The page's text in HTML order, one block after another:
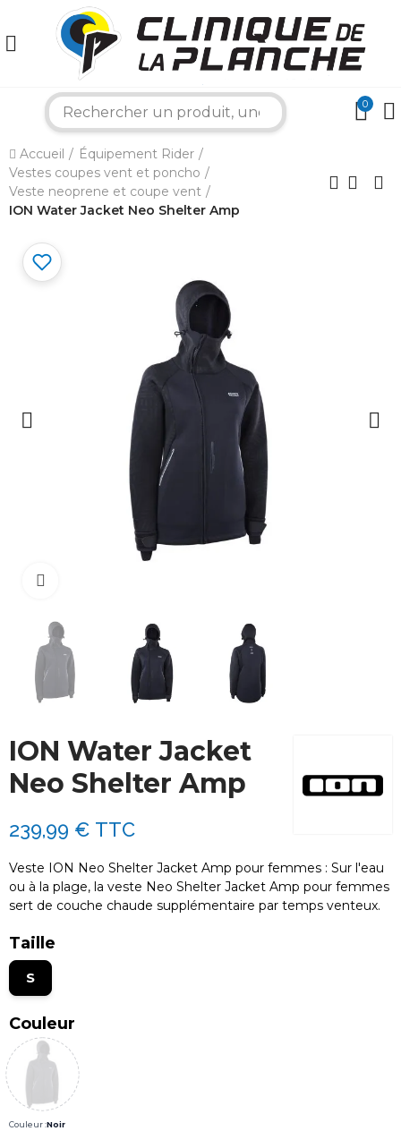
0
Accueil
Équipement Rider
Vestes coupes vent et poncho
Veste neoprene et coupe vent
ION Water Jacket Neo Shelter Amp
ION Water Jacket
Neo Shelter Amp
239,99 € TTC
Veste ION Neo Shelter Jacket Amp pour femmes : Sur l'eau
ou à la plage, la veste Neo Shelter Jacket Amp pour femmes
sert de couche chaude supplémentaire par temps venteux.
Taille
S
Couleur
Couleur :Noir
×
Bonjour ! Je suis votre expert nautique.
Comment puis-je vous aider aujourd'hui ?